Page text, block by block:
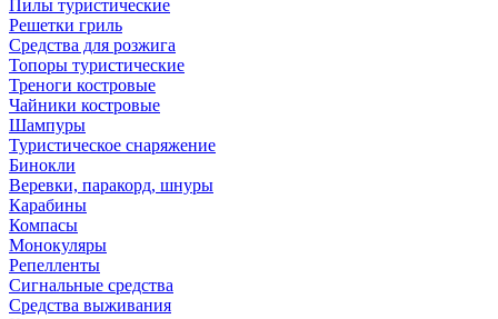
Пилы туристические
Решетки гриль
Средства для розжига
Топоры туристические
Треноги костровые
Чайники костровые
Шампуры
Туристическое снаряжение
Бинокли
Веревки, паракорд, шнуры
Карабины
Компасы
Монокуляры
Репелленты
Сигнальные средства
Средства выживания